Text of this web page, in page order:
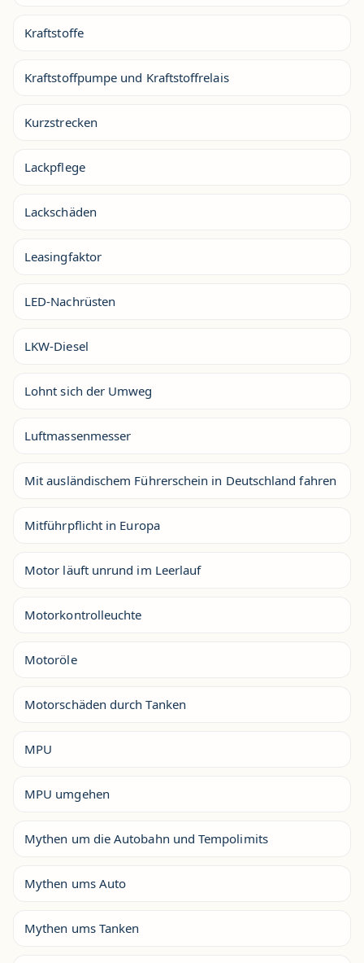
Kraftstoffe
Kraftstoffpumpe und Kraftstoffrelais
Kurzstrecken
Lackpflege
Lackschäden
Leasingfaktor
LED-Nachrüsten
LKW-Diesel
Lohnt sich der Umweg
Luftmassenmesser
Mit ausländischem Führerschein in Deutschland fahren
Mitführpflicht in Europa
Motor läuft unrund im Leerlauf
Motorkontrolleuchte
Motoröle
Motorschäden durch Tanken
MPU
MPU umgehen
Mythen um die Autobahn und Tempolimits
Mythen ums Auto
Mythen ums Tanken